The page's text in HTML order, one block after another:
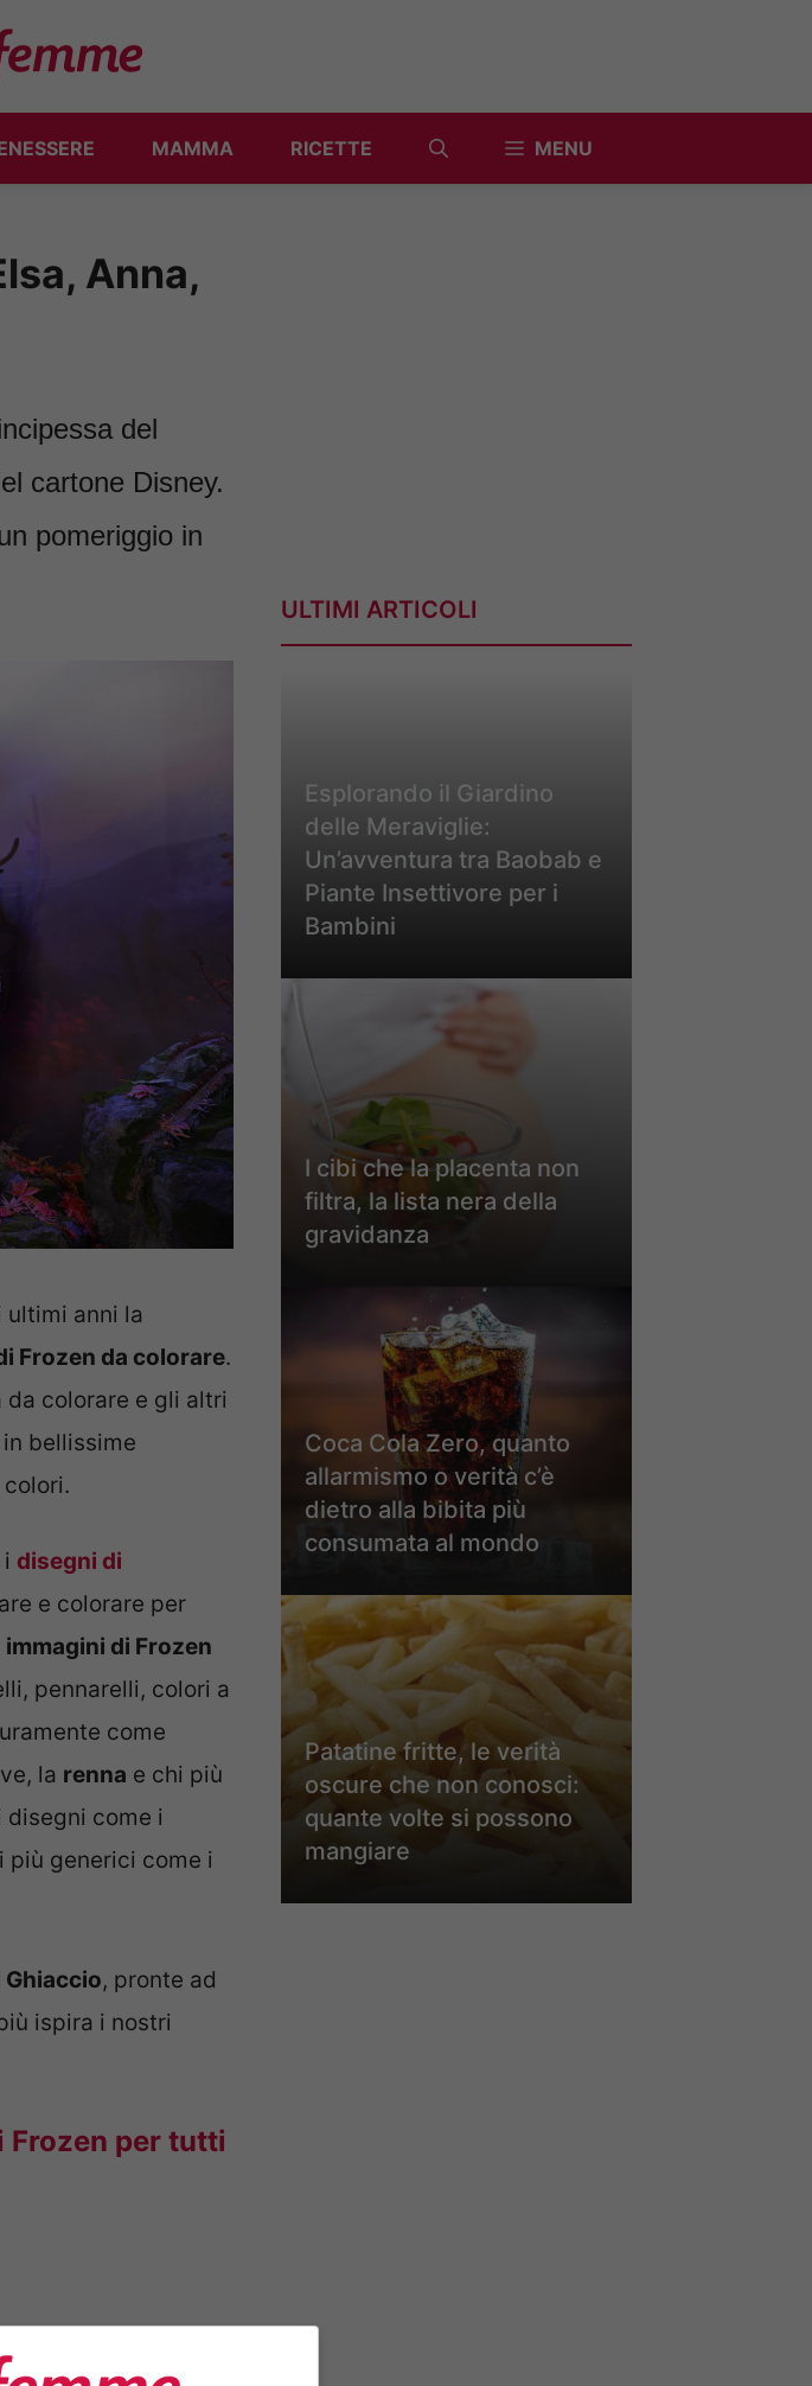
MAMMA RICETTE MENU
Anna,
del
cartone Disney.
pomeriggio in
anni la
Frozen da colorare.
da colorare e gli altri
bellissime
disegni di
e colorare per
immagini di Frozen
pennarelli, colori a
come
la renna e chi più
disegni come i
più generici come i
Ghiaccio, pronte ad
ispira i nostri
Frozen per tutti
ULTIMI ARTICOLI
Esplorando il Giardino
delle Meraviglie:
Un’avventura tra Baobab e
Piante Insettivore per i
Bambini
I cibi che la placenta non
filtra, la lista nera della
gravidanza
Coca Cola Zero, quanto
allarmismo o verità c’è
dietro alla bibita più
consumata al mondo
Patatine fritte, le verità
oscure che non conosci:
quante volte si possono
mangiare